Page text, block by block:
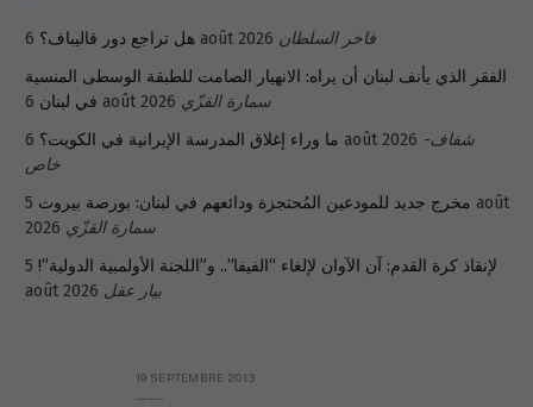
هل تراجع دور قاليباف؟ 6 août 2026 فاخر السلطان
الفقر الذي يأنف لبنان أن يراه: الانهيار الصامت للطبقة الوسطى المنسية
في لبنان 6 août 2026 سمارة القزّي
ما وراء إغلاق المدرسة الإيرانية في الكويت؟ 6 août 2026 شفاف-
خاص
مخرج جديد للمودعين المُحتجزة ودائعهم في لبنان: بورصة بيروت 5 août
2026 سمارة القزّي
لإنقاذ كرة القدم: آن الآوان لإلغاء “الفيفا”.. و”اللجنة الأولمبية الدولية”! 5
août 2026 بيار عقل
19 SEPTEMBRE 2013